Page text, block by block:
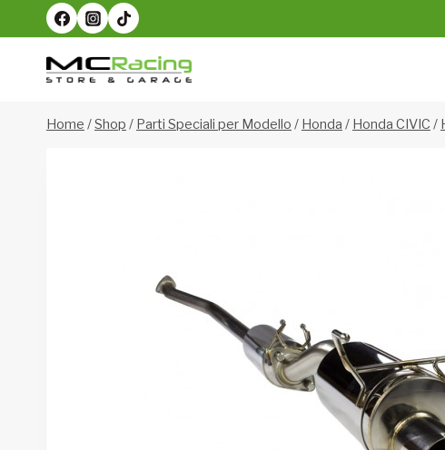
al
contenuto
Home /Shop / Parti Speciali per Modello / Honda / Honda CIVIC /